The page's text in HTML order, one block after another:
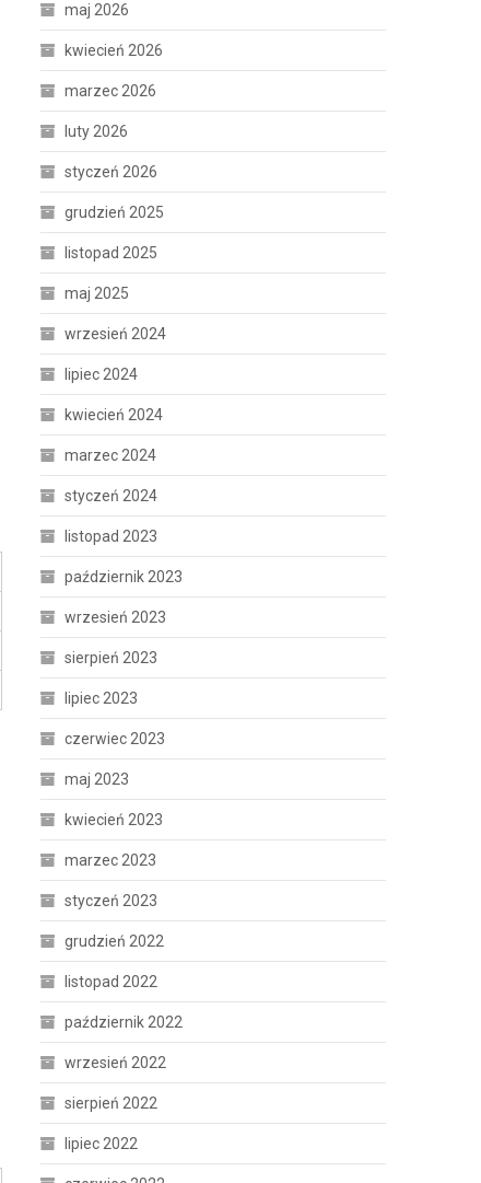
maj 2026
kwiecień 2026
marzec 2026
luty 2026
styczeń 2026
grudzień 2025
listopad 2025
maj 2025
wrzesień 2024
lipiec 2024
kwiecień 2024
marzec 2024
styczeń 2024
listopad 2023
październik 2023
wrzesień 2023
sierpień 2023
lipiec 2023
czerwiec 2023
maj 2023
kwiecień 2023
marzec 2023
styczeń 2023
grudzień 2022
listopad 2022
październik 2022
wrzesień 2022
sierpień 2022
lipiec 2022